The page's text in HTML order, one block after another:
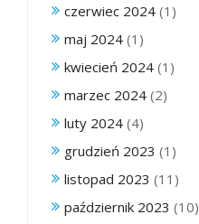
czerwiec 2024 (1)
maj 2024 (1)
kwiecień 2024 (1)
marzec 2024 (2)
luty 2024 (4)
grudzień 2023 (1)
listopad 2023 (11)
październik 2023 (10)